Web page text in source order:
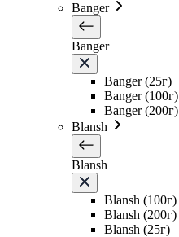
Banger
Banger
Banger (25г)
Banger (100г)
Banger (200г)
Blansh
Blansh
Blansh (100г)
Blansh (200г)
Blansh (25г)